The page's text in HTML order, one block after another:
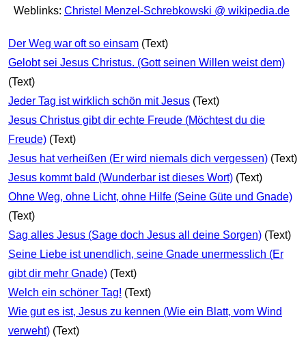
Weblinks: Christel Menzel-Schrebkowski @ wikipedia.de
Der Weg war oft so einsam (Text)
Gelobt sei Jesus Christus. (Gott seinen Willen weist dem)
(Text)
Jeder Tag ist wirklich schön mit Jesus (Text)
Jesus Christus gibt dir echte Freude (Möchtest du die
Freude) (Text)
Jesus hat verheißen (Er wird niemals dich vergessen) (Text)
Jesus kommt bald (Wunderbar ist dieses Wort) (Text)
Ohne Weg, ohne Licht, ohne Hilfe (Seine Güte und Gnade)
(Text)
Sag alles Jesus (Sage doch Jesus all deine Sorgen) (Text)
Seine Liebe ist unendlich, seine Gnade unermesslich (Er
gibt dir mehr Gnade) (Text)
Welch ein schöner Tag! (Text)
Wie gut es ist, Jesus zu kennen (Wie ein Blatt, vom Wind
verweht) (Text)